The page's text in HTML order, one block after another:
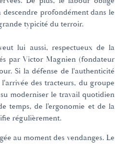
profondément dans le
typicité du terroir.
lui aussi, respectueux de la
par Victor Magnien (fondateur
Si la défense de l'authenticité
des tracteurs, du groupe
moderniser le travail quotidien
temps, de l'ergonomie et de la
régulièrement.
au moment des vendanges. Le